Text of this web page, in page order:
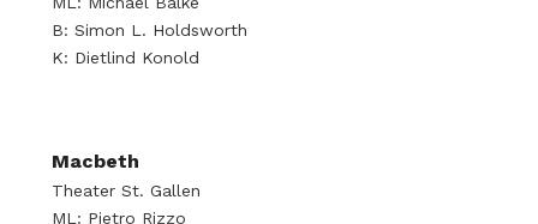
B: Simon L. Holdsworth
K: Dietlind Konold
Macbeth
Theater St. Gallen
ML: Pietro Rizzo